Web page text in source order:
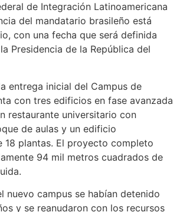
de Integración Latinoamericana
del mandatario brasileño está
con una fecha que será definida
Presidencia de la República del
entrega inicial del Campus de
con tres edificios en fase avanzada
restaurante universitario con
de aulas y un edificio
18 plantas. El proyecto completo
94 mil metros cuadrados de
nuevo campus se habían detenido
y se reanudaron con los recursos